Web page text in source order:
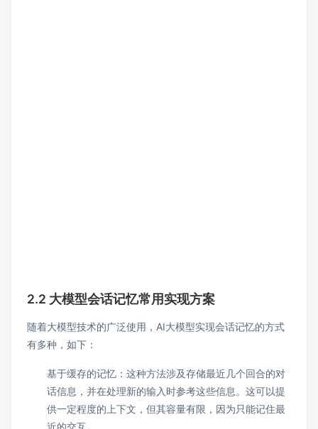
2.2 大模型会话记忆常用实现方案
随着大模型技术的广泛使用，AI大模型实现会话记忆的方式
有多种，如下：
基于缓存的记忆：这种方法涉及存储最近几个回合的对
话信息，并在处理新的输入时参考这些信息。这可以提
供一定程度的上下文，但其容量有限，因为只能记住最
近的交互。